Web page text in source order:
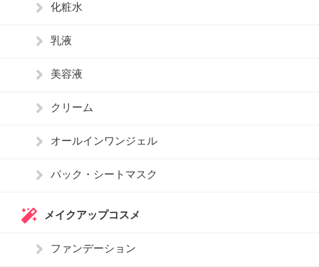
化粧水
乳液
美容液
クリーム
オールインワンジェル
パック・シートマスク
メイクアップコスメ
ファンデーション